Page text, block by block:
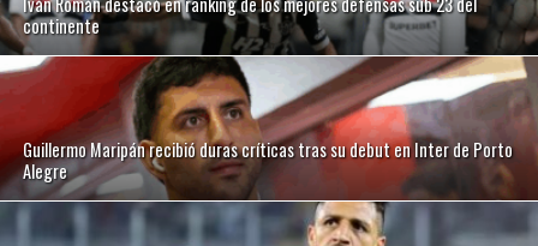
continente
Guillermo Maripán recibió duras críticas tras su debut en Inter de Porto
Alegre